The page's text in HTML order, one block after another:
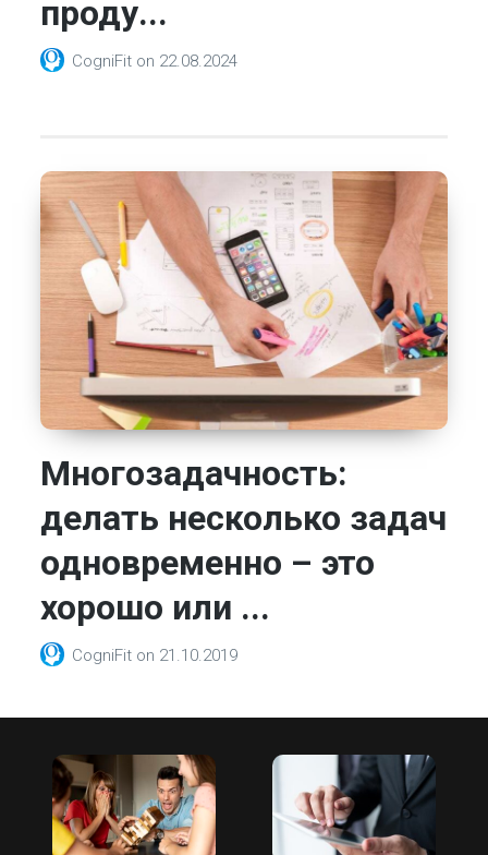
проду...
CogniFit on 22.08.2024
Многозадачность:
делать несколько задач
одновременно – это
хорошо или ...
CogniFit on 21.10.2019